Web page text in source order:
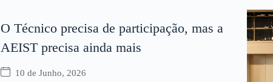
O Técnico precisa de participação, mas a
AEIST precisa ainda mais
10 de Junho, 2026